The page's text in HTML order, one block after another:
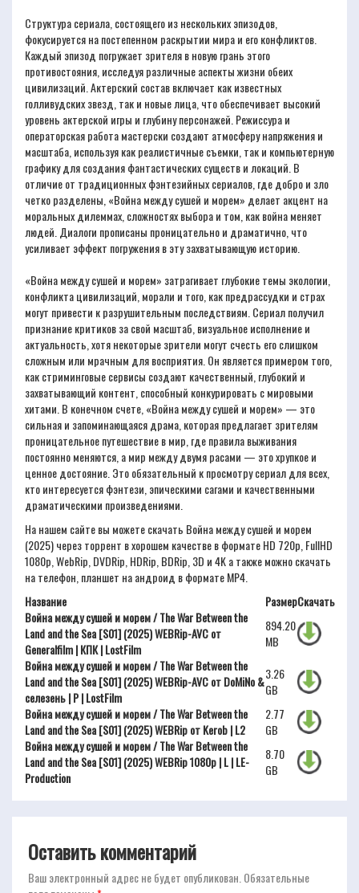
Структура сериала, состоящего из нескольких эпизодов,
фокусируется на постепенном раскрытии мира и его конфликтов.
Каждый эпизод погружает зрителя в новую грань этого
противостояния, исследуя различные аспекты жизни обеих
цивилизаций. Актерский состав включает как известных
голливудских звезд, так и новые лица, что обеспечивает высокий
уровень актерской игры и глубину персонажей. Режиссура и
операторская работа мастерски создают атмосферу напряжения и
масштаба, используя как реалистичные съемки, так и компьютерную
графику для создания фантастических существ и локаций. В
отличие от традиционных фэнтезийных сериалов, где добро и зло
четко разделены, «Война между сушей и морем» делает акцент на
моральных дилеммах, сложностях выбора и том, как война меняет
людей. Диалоги прописаны проницательно и драматично, что
усиливает эффект погружения в эту захватывающую историю.
«Война между сушей и морем» затрагивает глубокие темы экологии,
конфликта цивилизаций, морали и того, как предрассудки и страх
могут привести к разрушительным последствиям. Сериал получил
признание критиков за свой масштаб, визуальное исполнение и
актуальность, хотя некоторые зрители могут счесть его слишком
сложным или мрачным для восприятия. Он является примером того,
как стриминговые сервисы создают качественный, глубокий и
захватывающий контент, способный конкурировать с мировыми
хитами. В конечном счете, «Война между сушей и морем» — это
сильная и запоминающаяся драма, которая предлагает зрителям
проницательное путешествие в мир, где правила выживания
постоянно меняются, а мир между двумя расами — это хрупкое и
ценное достояние. Это обязательный к просмотру сериал для всех,
кто интересуется фэнтези, эпическими сагами и качественными
драматическими произведениями.
На нашем сайте вы можете скачать Война между сушей и морем
(2025) через торрент в хорошем качестве в формате HD 720p, FullHD
1080p, WebRip, DVDRip, HDRip, BDRip, 3D и 4K а также можно скачать
на телефон, планшет на андроид в формате MP4.
Название
РазмерСкачать
Война между сушей и морем / The War Between the
Land and the Sea [S01] (2025) WEBRip-AVC от
Generalfilm | КПК | LostFilm
894.20
MB
Война между сушей и морем / The War Between the
Land and the Sea [S01] (2025) WEBRip-AVC от DoMiNo &
селезень | P | LostFilm
3.26
GB
Война между сушей и морем / The War Between the
Land and the Sea [S01] (2025) WEBRip от Kerob | L2
2.77
GB
Война между сушей и морем / The War Between the
Land and the Sea [S01] (2025) WEBRip 1080p | L | LE-
Production
8.70
GB
Оставить комментарий
Ваш электронный адрес не будет опубликован. Обязательные